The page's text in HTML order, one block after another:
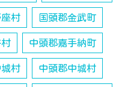
村 国頭郡金武町
中頭郡嘉手納町
村 中頭郡中城村